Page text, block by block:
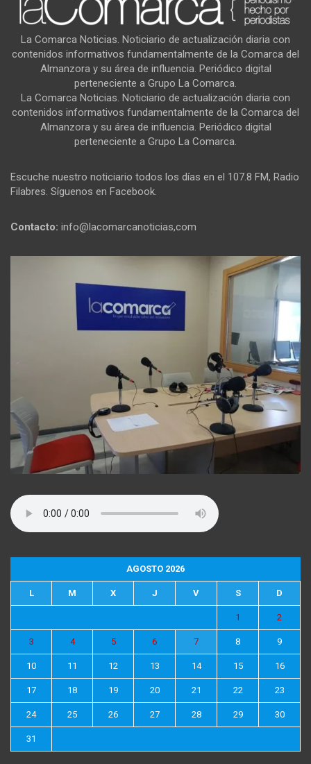
La Comarca Noticias. Noticiario de actualización diaria con
contenidos informativos fundamentalmente de la Comarca del
Almanzora y su área de influencia. Periódico digital
perteneciente a Grupo La Comarca.
La Comarca Noticias. Noticiario de actualización diaria con
contenidos informativos fundamentalmente de la Comarca del
Almanzora y su área de influencia. Periódico digital
perteneciente a Grupo La Comarca.
Escuche nuestro noticiario todos los días en el 107.8 FM, Radio
Filabres. Síguenos en Facebook.
Contacto: info@lacomarcanoticias,com
AGOSTO 2026
L M X J V S D
1 2
3 4 5 6 7 8 9
10 11 12 13 14 15 16
17 18 19 20 21 22 23
24 25 26 27 28 29 30
31